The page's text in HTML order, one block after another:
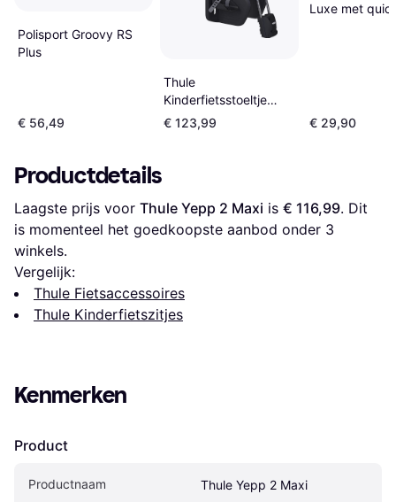
Polisport Groovy RS
Plus
€ 56,49
Thule
Kinderfietsstoeltje
Fietsframe
€ 123,99
Luxe met
€ 29,90
Productdetails
Laagste prijs voor Thule Yepp 2 Maxi is € 116,99. Dit
is momenteel het goedkoopste aanbod onder 3
winkels.
Vergelijk:
Thule Fietsaccessoires
Thule Kinderfietszitjes
Kenmerken
Product
Productnaam Thule Yepp 2 Maxi